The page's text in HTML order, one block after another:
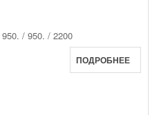
950. / 950. / 2200
ПОДРОБНЕЕ